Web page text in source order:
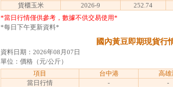
貨櫃玉米
2026-9 252.74
*當日行情僅供參考，數據不供交易使用*
*每日下午更新資料*
國內黃豆即期現貨行
資料日期：2026年08月07日
單位：價格（元/公斤）
項目
台中港 高雄
當日行情
-
-